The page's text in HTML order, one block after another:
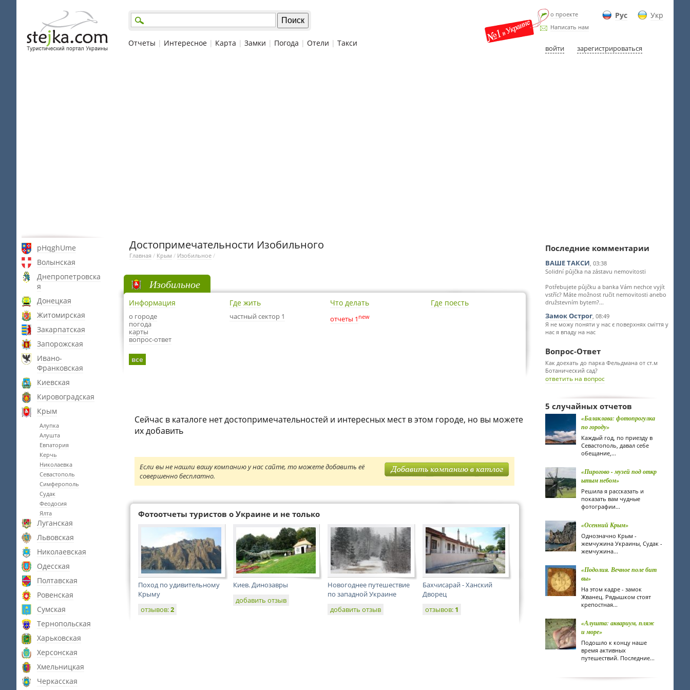
Рус Укр
о проекте
Написать нам
войти зарегистрироваться
Отчеты | Интересное | Карта | Замки | Погода | Отели | Такси
pHqghUme
Волынская
Днепропетровска
я
Донецкая
Житомирская
Закарпатская
Запорожская
Ивано-
Франковская
Киевская
Кировоградская
Крым
Алупка
Алушта
Евпатория
Керчь
Николаевка
Севастополь
Симферополь
Судак
Феодосия
Ялта
Луганская
Львовская
Николаевская
Одесская
Полтавская
Ровенская
Сумская
Тернопольская
Харьковская
Херсонская
Хмельницкая
Черкасская
Достопримечательности Изобильного
Главная / Крым / Изобильное /
Изобильное
Информация
о городе
погода
карты
вопрос-ответ
Где жить
частный сектор 1
Что делать
отчеты 1 new
Где поесть
все
Сейчас в каталоге нет достопримечательностей и интересных мест в этом городе, но вы можете
их добавить
Если вы не нашли вашу компанию у нас сайте, то можете добавить её
совершенно бесплатно.
Фотоотчеты туристов о Украине и не только
Поход по удивительному
Крыму
отзывов:2
Киев. Динозавры
добавить отзыв
Новогоднее путешествие
по западной Украине
добавить отзыв
Бахчисарай - Ханский
Дворец
отзывов: 1
Последние комментарии
ВАШЕ ТАКСИ, 03:38
Solidní půjčka na zástavu nemovitosti
Potřebujete půjčku a banka Vám nechce vyjít
vstříc? Máte možnost ručit nemovitosti anebo
družstevním bytem?...
Замок Острог, 08:49
Я не можу поняти у нас є поверхнях сміття у
нас я впаду на нас
Вопрос-Ответ
Как доехать до парка Фельдмана от ст.м
Ботанический сад?
ответить на вопрос
5 случайных отчетов
«Балаклава: фотопрогулка
по городу»
Каждый год, по приезду в
Севастополь, давал себе
обещание,...
«Пирогово - музей под откр
ытым небом»
Решила я рассказать и
показать вам чудные
фотографии...
«Осенний Крым»
Однозначно Крым -
жемчужина Украины, Судак -
жемчужина...
«Подолия. Вечное поле бит
вы»
На этом кадре - замок
Жванец. Рядышком стоят
крепостная...
«Алушта: аквариум, пляж
и море»
Подошло к концу наше
время активных
путешествий. Последние...